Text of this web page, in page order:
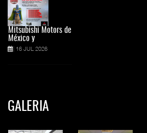
Mitsubishi Motors de
México y
16 JUL 2026
GALERIA